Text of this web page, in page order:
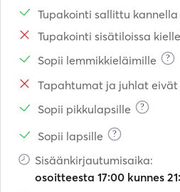
Tupakointi sallittu kannella
Tupakointi sisätiloissa
Sopii lemmikkieläimille
?
Tapahtumat ja juhlat
Sopii pikkulapsille
?
Sopii lapsille ?
Sisäänkirjautumisaika:
osoitteesta 17:00 kunnes